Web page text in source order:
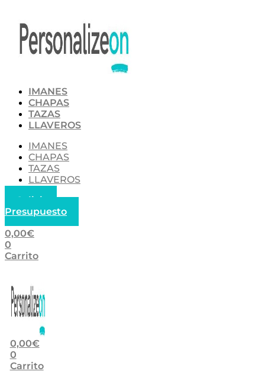
contenido
IMANES
CHAPAS
TAZAS
LLAVEROS
IMANES
CHAPAS
TAZAS
LLAVEROS
Solicitar
Presupuesto
0,00€
0
Carrito
0,00€
0
Carrito